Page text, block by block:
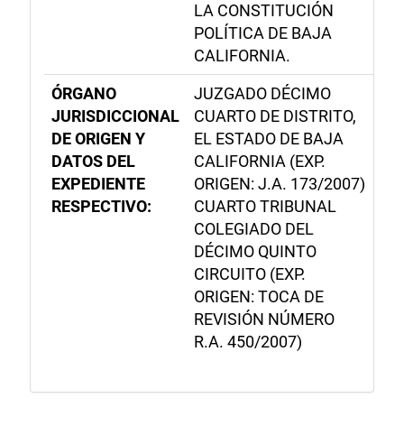
LA CONSTITUCIÓN
POLÍTICA DE BAJA
CALIFORNIA.
ÓRGANO
JURISDICCIONAL
DE ORIGEN Y
DATOS DEL
EXPEDIENTE
RESPECTIVO:
JUZGADO DÉCIMO
CUARTO DE DISTRITO,
EL ESTADO DE BAJA
CALIFORNIA (EXP.
ORIGEN: J.A. 173/2007)
CUARTO TRIBUNAL
COLEGIADO DEL
DÉCIMO QUINTO
CIRCUITO (EXP.
ORIGEN: TOCA DE
REVISIÓN NÚMERO
R.A. 450/2007)